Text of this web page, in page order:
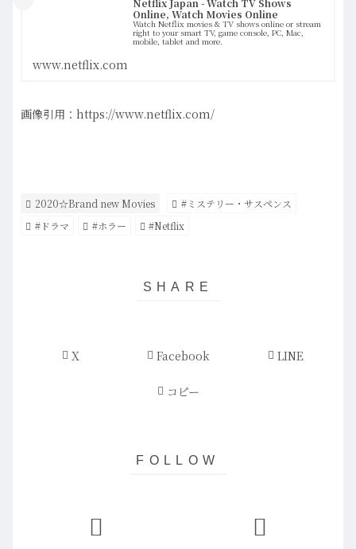
Online, Watch Movies Online
Watch Netflix movies & TV shows online or stream
right to your smart TV, game console, PC, Mac,
mobile, tablet and more.
www.netflix.com
画像引用：https://www.netflix.com/
2020☆Brand new Movies
#ミステリー・サスペンス
#ドラマ
#ホラー #Netflix
X Facebook LINE
コピー